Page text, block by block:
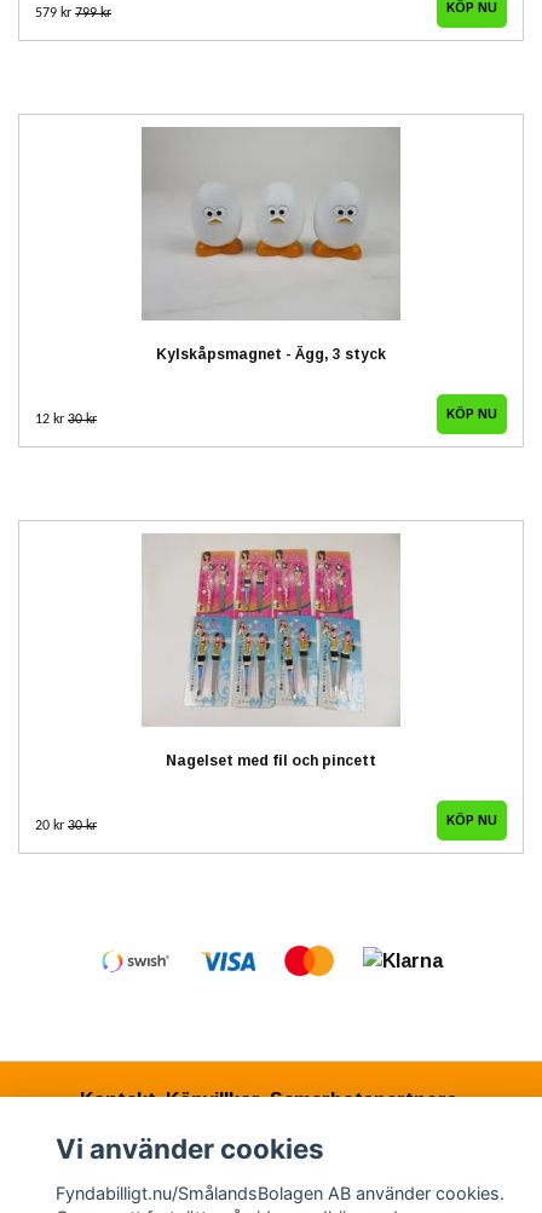
579 kr 799 kr
Kylskåpsmagnet - Ägg, 3 styck
12 kr 30 kr
Nagelset med fil och pincett
20 kr 30 kr
Kontakt Köpvillkor Samarbetspartners
© Copyright 2026 Fyndabilligt.nu/SmålandsBolagen
Vi använder cookies
Fyndabilligt.nu/SmålandsBolagen AB använder cookies.